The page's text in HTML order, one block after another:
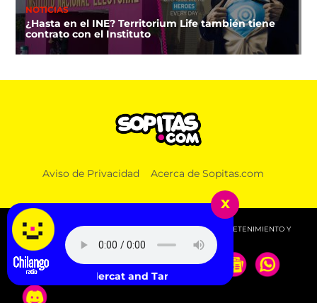
NOTICIAS
¿Hasta en el INE? Territorium Life también tiene
contrato con el Instituto
Aviso de Privacidad Acerca de Sopitas.com
© 2026 SOPITAS.COM - MÚSICA, NOTICIAS, DEPORTES, ENTRETENIMIENTO Y
MÁS!.
x
Thundercat and Tame Impala - No More Lies